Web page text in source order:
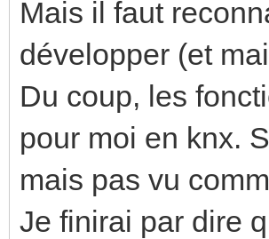
Mais il faut
développer (et
Du coup, les
pour moi en knx.
mais pas vu
Je finirai par dire